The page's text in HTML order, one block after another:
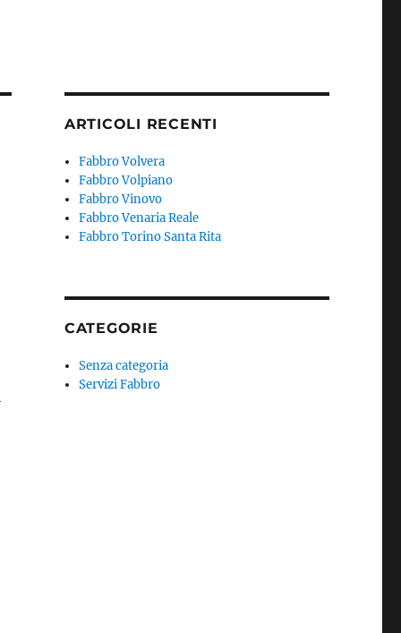
ARTICOLI RECENTI
Fabbro Volvera
Fabbro Volpiano
Fabbro Vinovo
Fabbro Venaria Reale
Fabbro Torino Santa Rita
CATEGORIE
Senza categoria
Servizi Fabbro